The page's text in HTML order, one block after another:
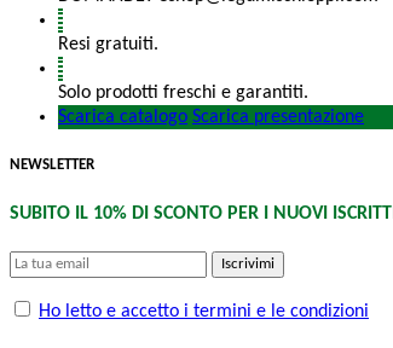
Resi gratuiti.
Solo prodotti freschi e garantiti.
Scarica catalogo Scarica presentazione
NEWSLETTER
SUBITO IL 10% DI SCONTO PER I NUOVI ISCRITTI
Iscrivimi
Ho letto e accetto i termini e le condizioni